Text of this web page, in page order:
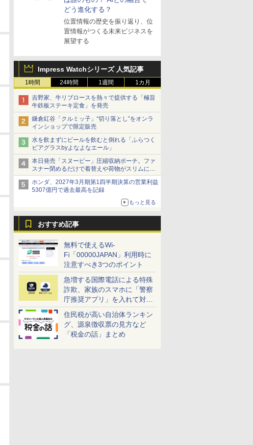
どう進化する？
位置情報の歴史を振り返り、位
置情報がつくる未来ビジネスを
展望する
Impress Watchシリーズ 人気記事
1時間 24時間 1週間 1カ月
吉野家、牛リブロースを熱々で提供する「極旨
牛鉄板ステーキ定食」を発売
鎌倉紅谷「クルミッ子」“切り落とし”をオンラ
インショップで限定販売
水を飲まずにビールを飲むと倒れる「ふらつく
ビアグラスbyよなよなエール」
本日発売「スヌーピー」圧縮収納ポーチ。ファ
スナー閉めるだけで着替えや荷物がスリムにま
とまる
ホンダ、2027年3月期第1四半期決算の営業利益
5307億円で過去最高を記録
もっと見る
おすすめ記事
無料で使えるWi-
Fi「00000JAPAN」利用時に
注意すべき3つのポイント
急増する国際電話による特殊
詐欺、家族のスマホに「警察
庁推奨アプリ」を入れて対策
しよう！
住民税が高い自治体ランキン
グ、源泉徴収票の見方など
「税金の話」まとめ